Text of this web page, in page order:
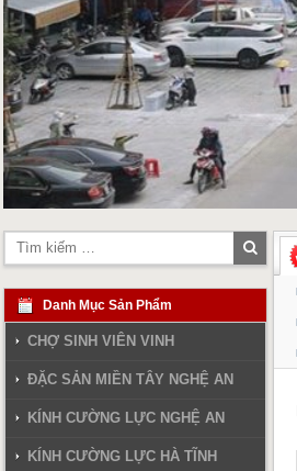
Tìm
kiếm
Danh Mục Sản Phẩm
CHỢ SINH VIÊN VINH
ĐẶC SẢN MIỀN TÂY NGHỆ AN
KÍNH CƯỜNG LỰC NGHỆ AN
KÍNH CƯỜNG LỰC HÀ TĨNH